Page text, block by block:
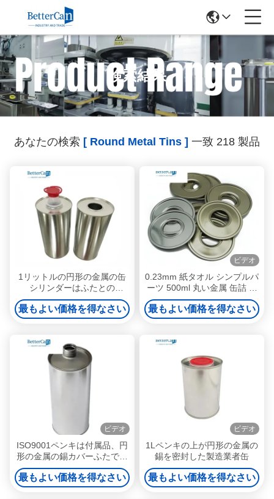
検索結果
あなたの検索 [ Round Metal Tins ] 一致 218 製品
1リットルの円形の金属の缶
シリンダーはふたとの
D84*H210mmを形づけた
最もよい価格を得なさい
ビデオ
0.23mm 紙タオル シンプルパ
ーツ 500ml 丸い金属 缶詰 蓋
底 42mm プラスチック蓋
最もよい価格を得なさい
ビデオ
ISO9001ペンキは付属品、円
形の金属の錫カバーふたでき
る
最もよい価格を得なさい
ビデオ
1Lペンキの上が円形の金属の
錫を密封した製造業者缶
最もよい価格を得なさい